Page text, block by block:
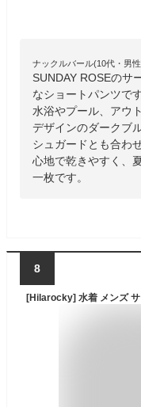
ナックルバール(10代・男
SUNDAY ROSEのサ
なショートパンツで
水浴やプール、アウ
デザインのダークブ
シュガードとも合わ
心地で乾きやすく、
一枚です。
8